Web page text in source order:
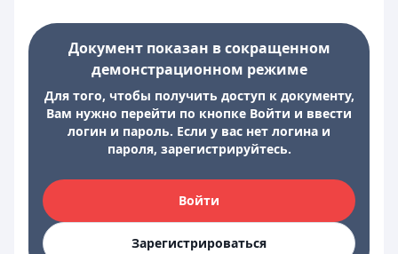
Документ показан в сокращенном
демонстрационном режиме
Для того, чтобы получить доступ к документу,
Вам нужно перейти по кнопке Войти и ввести
логин и пароль. Если у вас нет логина и
пароля, зарегистрируйтесь.
Войти
Зарегистрироваться